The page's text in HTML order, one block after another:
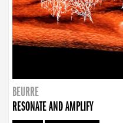
BEURRE
RESONATE AND AMPLIFY